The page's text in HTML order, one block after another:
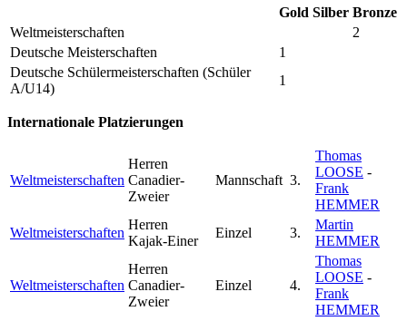
Gold Silber Bronze
Weltmeisterschaften
2
Deutsche Meisterschaften
1
Deutsche Schülermeisterschaften (Schüler
A/U14)
1
Internationale Platzierungen
Weltmeisterschaften
Herren
Canadier-
Zweier
Mannschaft 3.
Thomas
LOOSE -
Frank
HEMMER
Weltmeisterschaften
Herren
Kajak-Einer
Einzel 3.
Martin
HEMMER
Weltmeisterschaften
Herren
Canadier-
Zweier
Einzel 4.
Thomas
LOOSE -
Frank
HEMMER